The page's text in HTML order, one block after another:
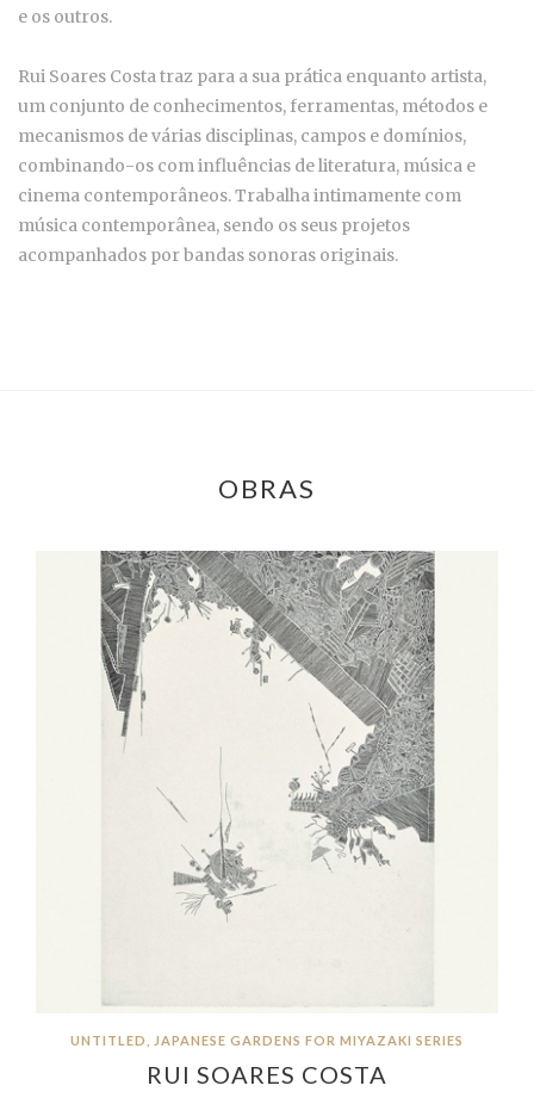
e os outros.
Rui Soares Costa traz para a sua prática enquanto artista,
um conjunto de conhecimentos, ferramentas, métodos e
mecanismos de várias disciplinas, campos e domínios,
combinando-os com influências de literatura, música e
cinema contemporâneos. Trabalha intimamente com
música contemporânea, sendo os seus projetos
acompanhados por bandas sonoras originais.
OBRAS
UNTITLED, JAPANESE GARDENS FOR MIYAZAKI SERIES
RUI SOARES COSTA